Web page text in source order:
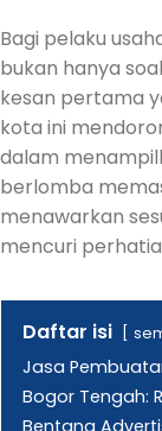
Bagi pelaku
bukan hanya
kesan pertama
kota ini
dalam
berlomba
menawarkan
mencuri
Daftar isi
Jasa
Bogor Tengah:
Bentang